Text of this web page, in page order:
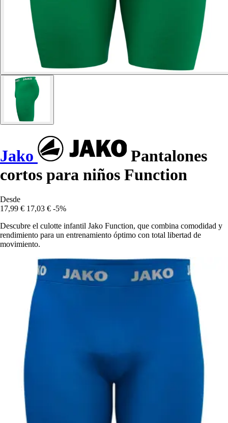
Jako
Pantalones
cortos para niños Function
Desde
17,99 € 17,03 € -5%
Descubre el culotte infantil Jako Function, que combina comodidad y
rendimiento para un entrenamiento óptimo con total libertad de
movimiento.